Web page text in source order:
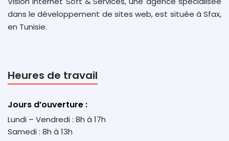
dans le développement de sites web, est située à Sfax,
en Tunisie.
Heures de travail
Jours d’ouverture :
Lundi – Vendredi : 8h à 17h
Samedi : 8h à 13h